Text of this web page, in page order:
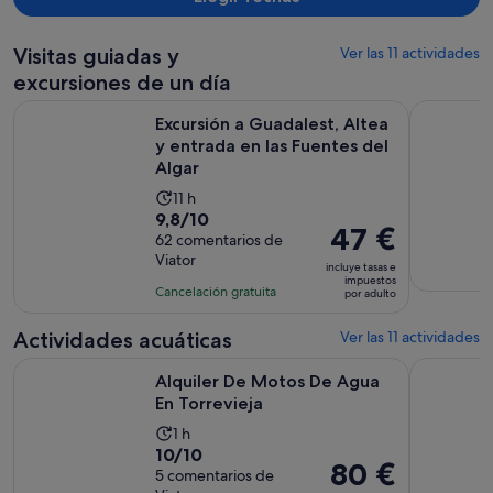
Visitas guiadas y
excursiones de un día
Ver las 11 actividades
Excursión a Guadalest, Altea
y entrada en las Fuentes del
Algar
La
duración
de
la
actividad
de
11 h
9.8
sobre
10
con
comentarios
9,8/10
62 comentarios de
Viator
Cancelación gratuita
El
precio
es
de
por
adulto
47 €
incluye tasas e
impuestos
por adulto
Actividades acuáticas Ver las 11 actividades
Alquiler De Motos De Agua
En Torrevieja
La
duración
de
1 h
10.0
sobre
10/10
5 comentarios de
El
80 €